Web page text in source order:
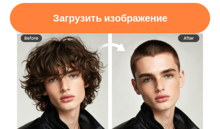
Загрузить изображение